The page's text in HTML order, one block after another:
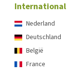
International
Nederland
Deutschland
België
France